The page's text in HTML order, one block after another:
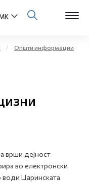
Open
Општи информации
врши дејност
во електронски
води Царинската